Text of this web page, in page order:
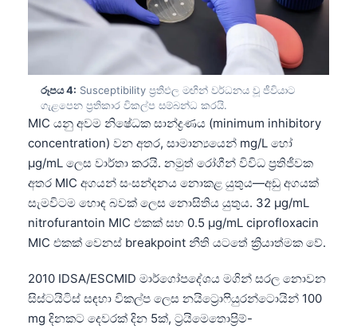
රූපය 4: Susceptibility ප්‍රතිඵල මඟින් වර්ධනය වූ ජීවියාට
ගැළපෙන ප්‍රතිකාර විකල්ප සම්බන්ධ කරයි.
MIC යනු අවම නිෂේධක සාන්ද්‍රණය (minimum inhibitory
concentration) වන අතර, සාමාන්‍යයෙන් mg/L හෝ
µg/mL ලෙස වාර්තා කරයි. නමුත් රෝගීන් විවිධ ප්‍රතිජීවක
අතර MIC අගයන් සංසන්දනය නොකළ යුතුය—අඩු අගයක්
සැමවිටම හොඳ බවක් ලෙස නොසිතිය යුතුය. 32 µg/mL
nitrofurantoin MIC එකක් සහ 0.5 µg/mL ciprofloxacin
MIC එකක් වෙනස් breakpoint නීති යටතේ ක්‍රියාත්මක වේ.
2010 IDSA/ESCMID මාර්ගෝපදේශය මගින් සරල නොවන
සිස්ටයිටිස් සඳහා විකල්ප ලෙස නයිට්‍රොෆියුරන්ටොයින් 100
mg දිනකට දෙවරක් දින 5ක්, ට්‍රයිමෙතොප්‍රිම්-